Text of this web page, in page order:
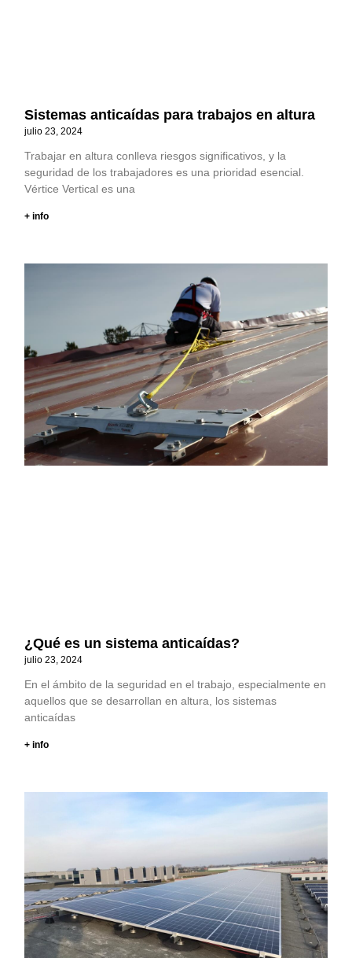
Sistemas anticaídas para trabajos en altura
julio 23, 2024
Trabajar en altura conlleva riesgos significativos, y la
seguridad de los trabajadores es una prioridad esencial.
Vértice Vertical es una
+ info
¿Qué es un sistema anticaídas?
julio 23, 2024
En el ámbito de la seguridad en el trabajo, especialmente en
aquellos que se desarrollan en altura, los sistemas
anticaídas
+ info